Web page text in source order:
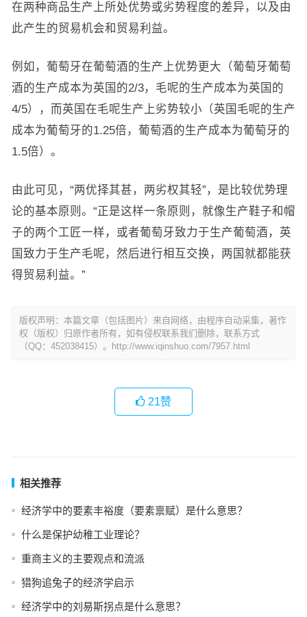
在两种商品生产上所处优势或劣势程度的差异，以及由
此产生的贸易机会和贸易利益。
例如，葡萄牙在葡萄酒的生产上优势更大（葡萄牙葡萄
酒的生产成本为英国的2/3，毛呢的生产成本为英国的
4/5），而英国在毛呢生产上劣势较小（英国毛呢的生产
成本为葡萄牙的1.25倍，葡萄酒的生产成本为葡萄牙的
1.5倍）。
由此可见，“两优择其甚，两劣权其轻”，是比较优势理
论的基本原则。“正是这样一条原则，就像生产鞋子和帽
子的两个工匠一样，或者葡萄牙致力于生产葡萄酒，英
国致力于生产毛呢，然后进行相互交换，两国就都能获
得贸易利益。”
版权声明：本篇文章（包括图片）来自网络，由程序自动采集，著作
权（版权）归原作者所有，如有侵权联系我们删除，联系方式
（QQ：452038415）。http://www.iqinshuo.com/7957.html
21赞
相关推荐
经济学中的要素丰裕度（要素禀赋）是什么意思？
什么是保护幼稚工业理论？
重商主义的主要观点和流派
猎狗追兔子的经济学启示
经济学中的刘易斯拐点是什么意思？